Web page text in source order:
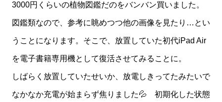
3000円くらいの植物図鑑だのをバンバン買いました。
図鑑類なので、参考に眺めつつ他の画像を見たり…とい
うことになります。そこで、放置していた初代iPad Air
を電子書籍専用機として復活させてみることに。
しばらく放置していたせいか、放電しきってたみたいで
なかなか充電が始まらず焦りました💦 初期化した状態